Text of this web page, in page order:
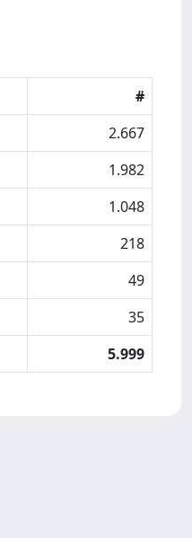
#
2.667
1.982
1.048
218
49
35
5.999